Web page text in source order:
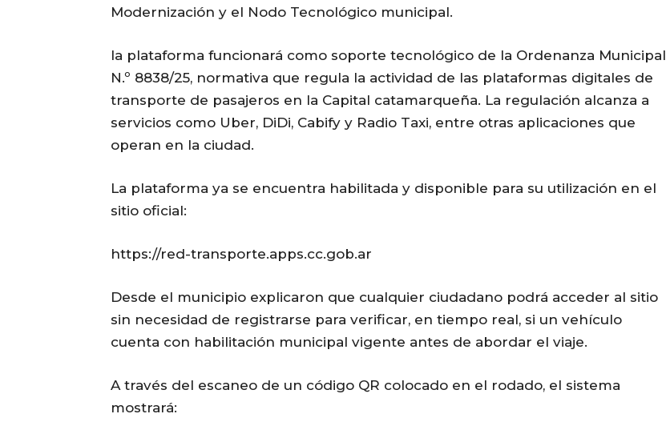
Modernización y el Nodo Tecnológico municipal.
la plataforma funcionará como soporte tecnológico de la Ordenanza Municipal
N.º 8838/25, normativa que regula la actividad de las plataformas digitales de
transporte de pasajeros en la Capital catamarqueña. La regulación alcanza a
servicios como Uber, DiDi, Cabify y Radio Taxi, entre otras aplicaciones que
operan en la ciudad.
La plataforma ya se encuentra habilitada y disponible para su utilización en el
sitio oficial:
https://red-transporte.apps.cc.gob.ar
Desde el municipio explicaron que cualquier ciudadano podrá acceder al sitio
sin necesidad de registrarse para verificar, en tiempo real, si un vehículo
cuenta con habilitación municipal vigente antes de abordar el viaje.
A través del escaneo de un código QR colocado en el rodado, el sistema
mostrará: